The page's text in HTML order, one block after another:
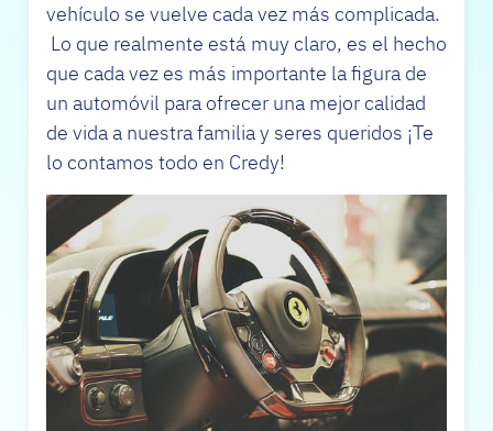
vehículo se vuelve cada vez más complicada.
Lo que realmente está muy claro, es el hecho
que cada vez es más importante la figura de
un automóvil para ofrecer una mejor calidad
de vida a nuestra familia y seres queridos ¡Te
lo contamos todo en Credy!